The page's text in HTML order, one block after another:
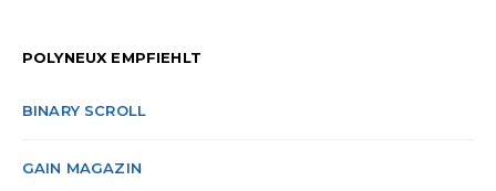
POLYNEUX EMPFIEHLT
BINARY SCROLL
GAIN MAGAZIN